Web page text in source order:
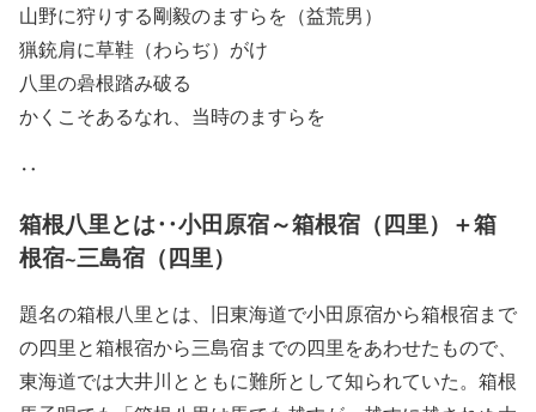
山野に狩りする剛毅のますらを（益荒男）
猟銃肩に草鞋（わらぢ）がけ
八里の碞根踏み破る
かくこそあるなれ、当時のますらを
‥
箱根八里とは‥小田原宿～箱根宿（四里）＋箱
根宿~三島宿（四里）
題名の箱根八里とは、旧東海道で小田原宿から箱根宿まで
の四里と箱根宿から三島宿までの四里をあわせたもので、
東海道では大井川とともに難所として知られていた。箱根